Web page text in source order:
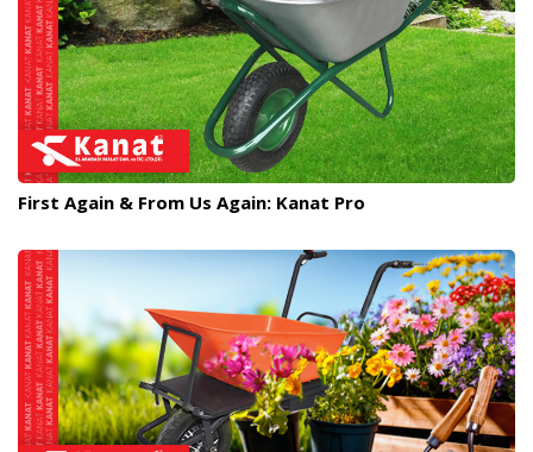
First Again & From Us Again: Kanat Pro